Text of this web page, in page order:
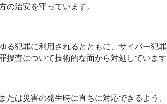
治安を守っています。
犯罪に利用されるとともに、サイバー犯
査について技術的な面から対処しています
たは災害の発生時に直ちに対応できるよう